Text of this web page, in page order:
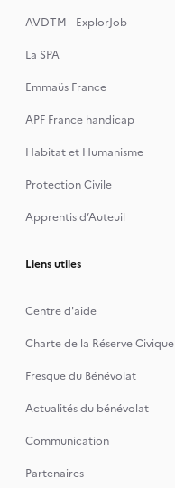
AVDTM - ExplorJob
La SPA
Emmaüs France
APF France handicap
Habitat et Humanisme
Protection Civile
Apprentis d’Auteuil
Liens utiles
Centre d'aide
Charte de la Réserve Civique
Fresque du Bénévolat
Actualités du bénévolat
Communication
Partenaires